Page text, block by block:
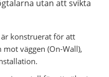
utan att svikta
är konstruerat för att
väggen (On-Wall),